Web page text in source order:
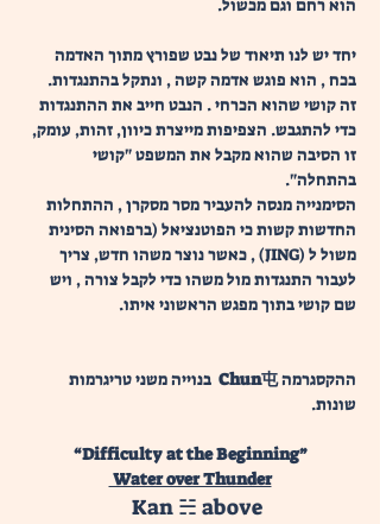
הוא רחם וגם מכשול.
יחד יש לנו תיאוד של נבט שפורץ מתוך האדמה
בכח , הוא פוגש אדמה קשה , ונתקל בהתנגדות.
זה קושי שהוא הכרחי . הנבט חייב את ההתנגדות
כדי להתגבש. הצפיפות מייצרת כיוון, זהות, עומק,
זו הסיבה שהוא מקבל את המשפט "קושי
בהתחלה".
הסימנייה מנסה להעביר מסר מסקרן , ההתחלות
החדשות קשות כי הפוטנציאל (ברפואה הסינית
משול ל (JING) , כאשר נוצר משהו חדש, צריך
לעבור התנגדות מול משהו כדי לקבל צורה , ויש
שם קושי בתוך מפגש הראשוני איתו.
ההקסגרמה Chun屯 בנוייה משני טריגרמות
שונות.
“Difficulty at the Beginning”
Water over Thunder
Kan ☵ above